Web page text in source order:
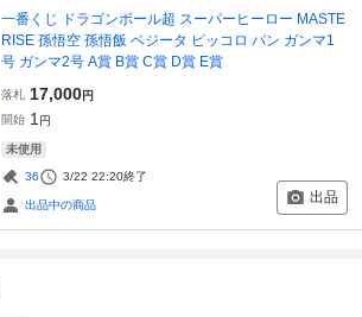
一番くじ ドラゴンボール超 スーパーヒーロー MASTE
RISE 孫悟空 孫悟飯 ベジータ ピッコロ パン ガンマ1
号 ガンマ2号 A賞 B賞 C賞 D賞 E賞
落札 17,000円
開始 1 円
未使用
36 3/22 22:20終了
出品中の商品 出品